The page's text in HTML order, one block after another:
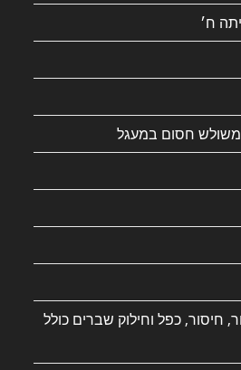
ח׳
חסום במעגל
חיסור, כפל וחילוק שברים כולל